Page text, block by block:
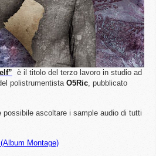
è il titolo del terzo lavoro in studio ad
polistrumentistaO5Ric, pubblicato
possibile ascoltare i sample audio di tutti
Montage)